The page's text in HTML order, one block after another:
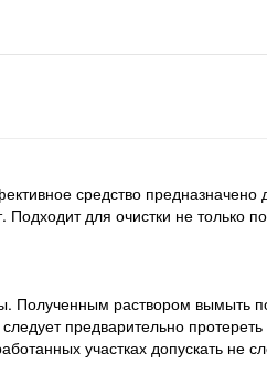
средство предназначено
Подходит для очистки не только
Полученным раствором вымыть
предварительно
участках допускать не